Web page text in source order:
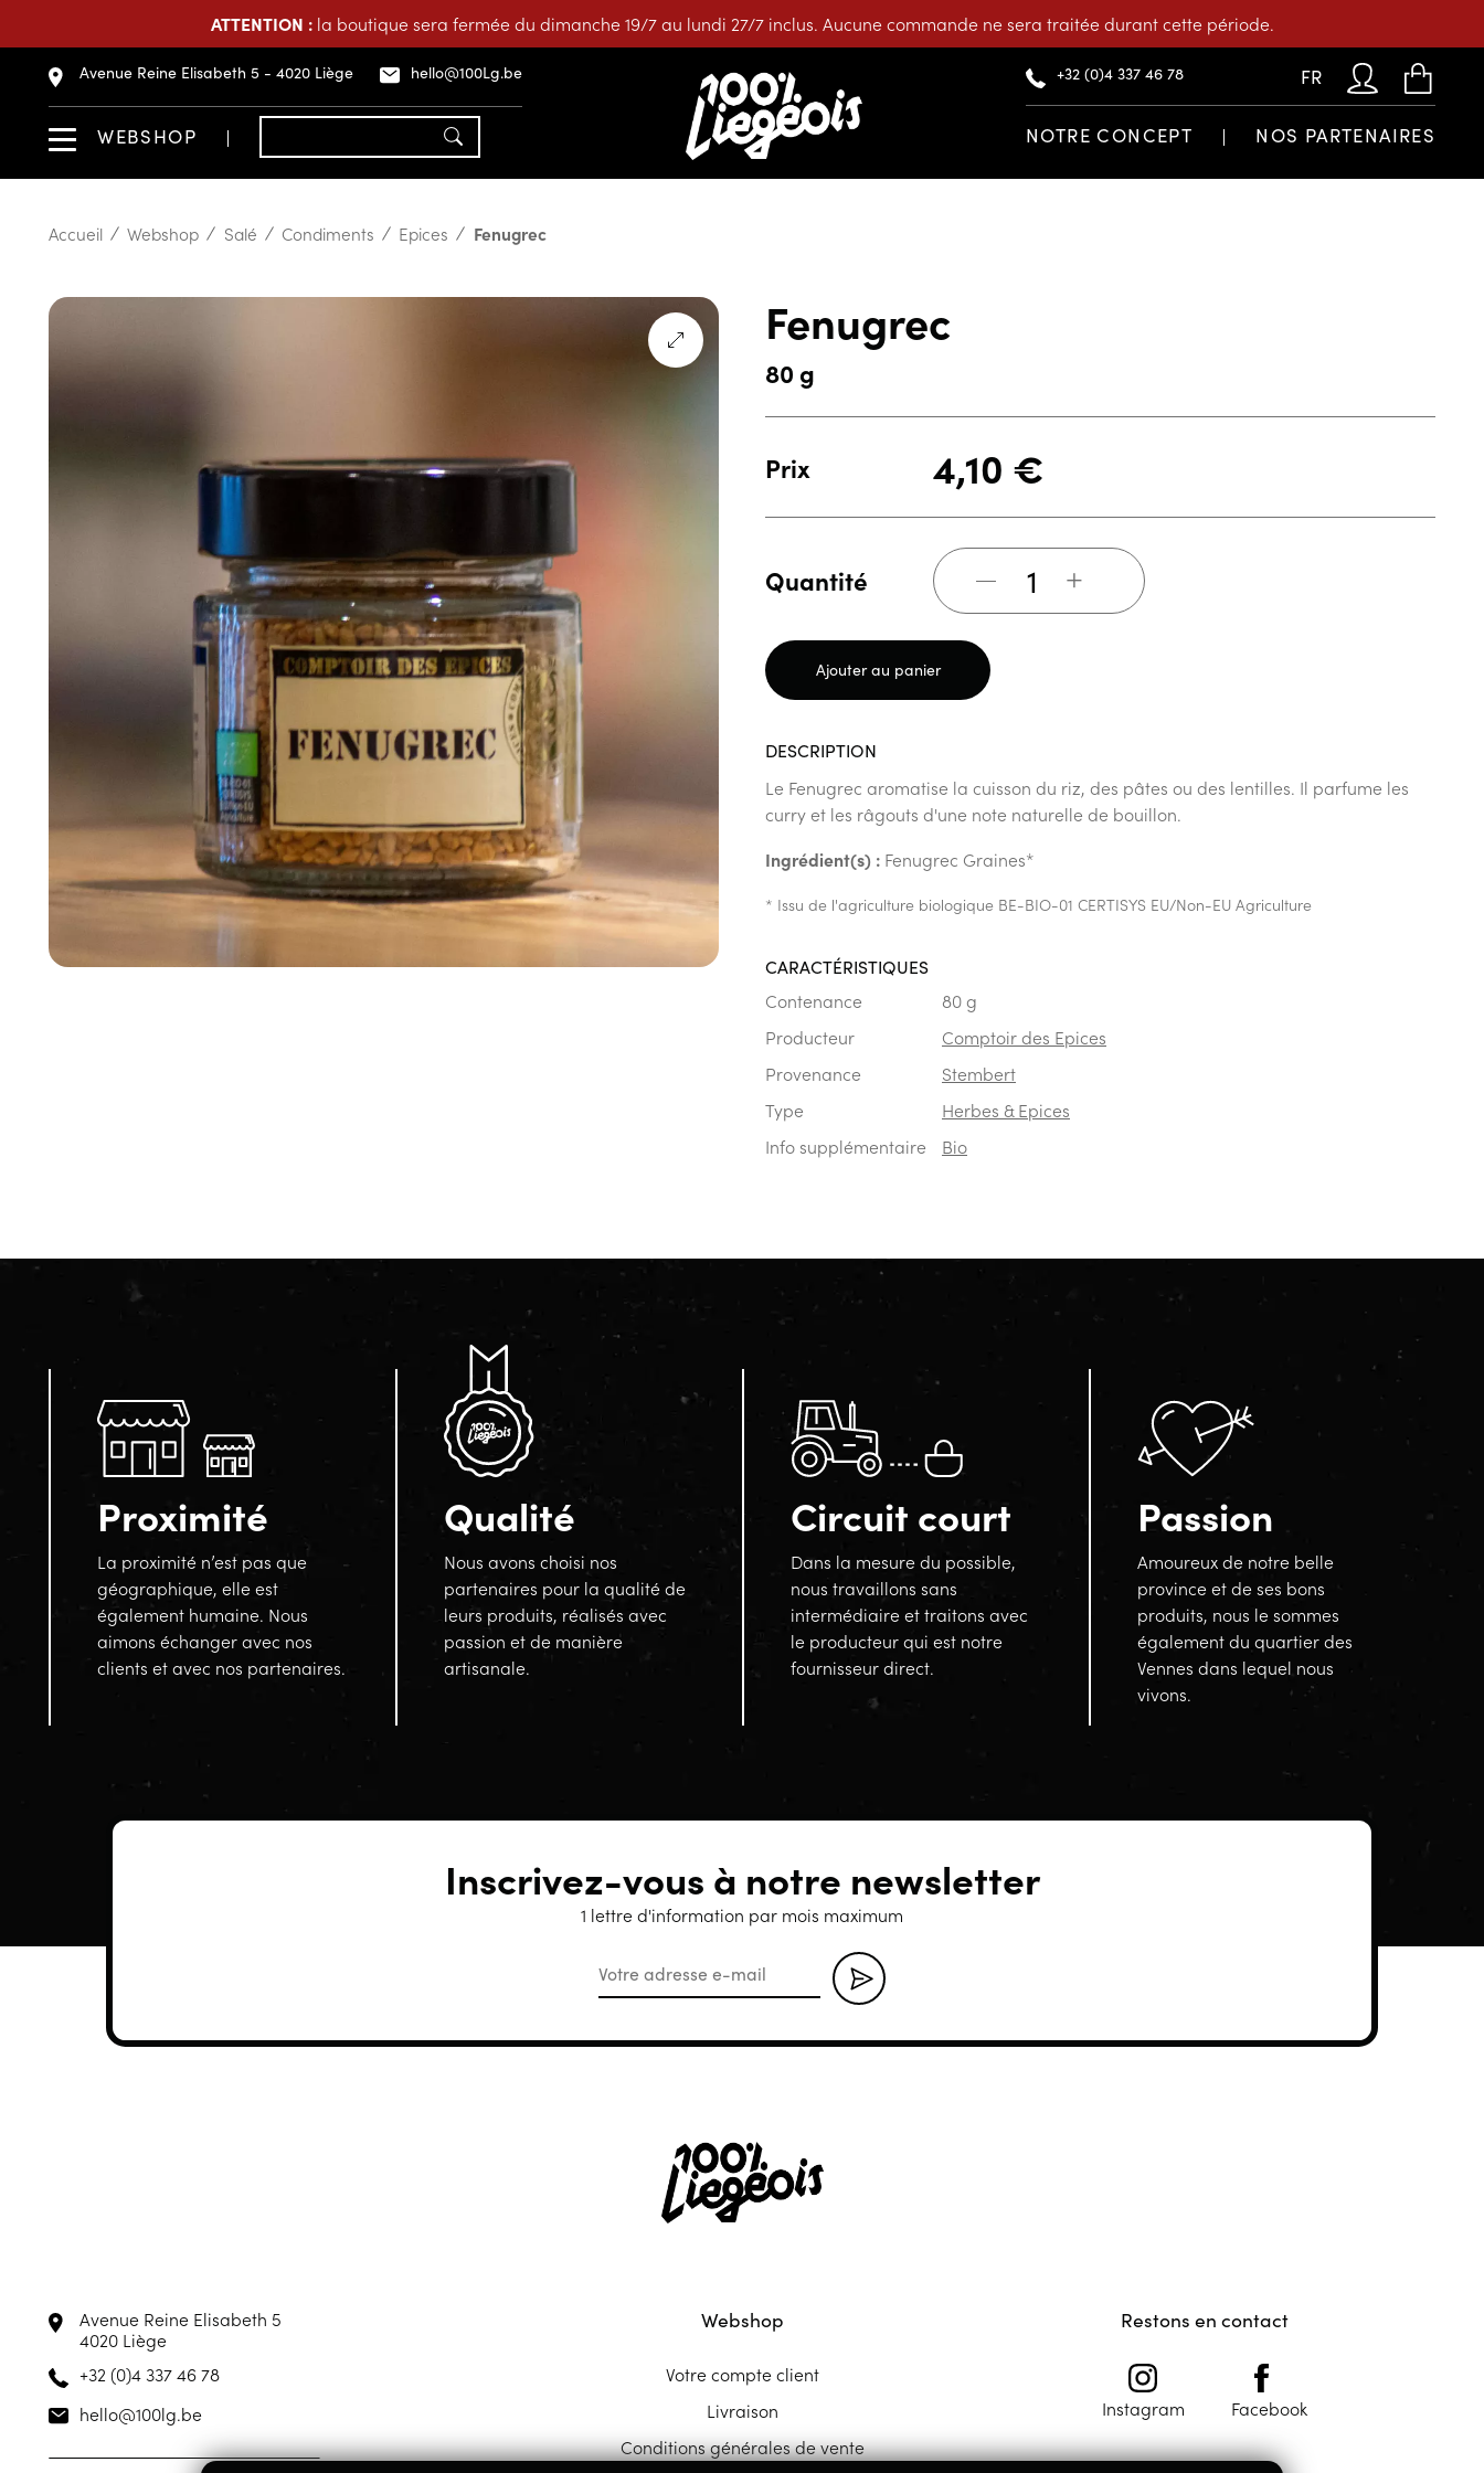
ATTENTION :la boutique sera fermée du dimanche 19/7 au lundi 27/7 inclus. Aucune commande ne sera traitée durant cette période.
Avenue Reine Elisabeth 5 - 4020 Liège hello@100Lg.be
WEBSHOP
+32 (0)4 337 46 78 FR
NOTRE CONCEPT NOS PARTENAIRES
Accueil Webshop Salé Condiments Epices Fenugrec
Fenugrec
80 g
Prix 4,10 €
Quantité +
Ajouter au panier
DESCRIPTION
Le Fenugrec aromatise la cuisson du riz, des pâtes ou des lentilles. Il parfume les
curry et les râgouts d'une note naturelle de bouillon.
Ingrédient(s) : Fenugrec Graines*
* Issu de l'agriculture biologique BE-BIO-01 CERTISYS EU/Non-EU Agriculture
CARACTÉRISTIQUES
Contenance
80 g
Producteur
Comptoir des Epices
Provenance
Stembert
Type
Herbes & Epices
Info supplémentaire
Bio
Proximité
La proximité n’est pas que
géographique, elle est
également humaine. Nous
aimons échanger avec nos
clients et avec nos partenaires.
Qualité
Nous avons choisi nos
partenaires pour la qualité de
leurs produits, réalisés avec
passion et de manière
artisanale.
Circuit court
Dans la mesure du possible,
nous travaillons sans
intermédiaire et traitons avec
le producteur qui est notre
fournisseur direct.
Passion
Amoureux de notre belle
province et de ses bons
produits, nous le sommes
également du quartier des
Vennes dans lequel nous
vivons.
Inscrivez-vous à notre newsletter
1 lettre d'information par mois maximum
Avenue Reine Elisabeth 5
4020 Liège
+32 (0)4 337 46 78
hello@100lg.be
Webshop
Votre compte client
Livraison
Conditions générales de vente
Restons en contact
Instagram Facebook